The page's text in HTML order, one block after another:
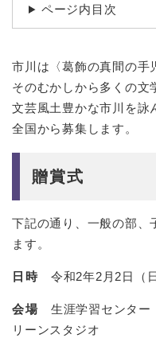
ページ内目次
市川は〈葛飾の真間の手
そのむかしから多くの文
文芸風土豊かな市川を詠
全国から募集します。
贈賞式
下記の通り、一般の部、
ます。
日時 令和2年2月2日（
会場 生涯学習センター
リーンスタジオ